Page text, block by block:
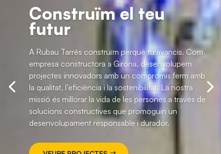
Construïm el teu
futur A Rubau Tarrés construïm perquè tu
avancis. Com empresa constructora a Girona,
desenvolupem projectes innovadors amb un
compromís ferm amb la qualitat, l’eficiència i la
sostenibilitat. La nostra missió és millorar la vida de
les persones a través de solucions constructives
que promoguin un desenvolupament responsable i
durador.
VEURE PROJECTES